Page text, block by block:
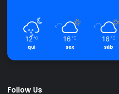
12 ℃
qui
16 ℃
sex
16 ℃
sáb
Follow Us